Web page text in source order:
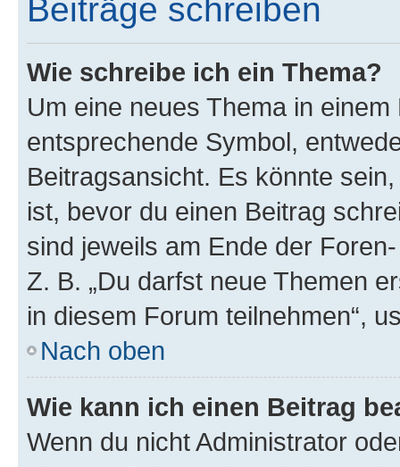
Beiträge schreiben
Wie schreibe ich ein Thema?
Um eine neues Thema in
entsprechende Symbol,
Beitragsansicht. Es könnte
ist, bevor du einen Beitrag
sind jeweils am Ende der
Z. B. „Du darfst neue Themen
in diesem Forum teilnehmen“,
Nach oben
Wie kann ich einen Beitrag
Wenn du nicht Administrator